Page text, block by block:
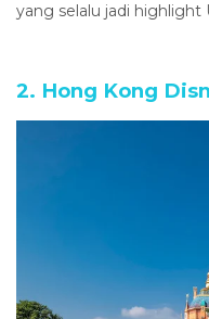
yang selalu jadi highlight
2. Hong Kong